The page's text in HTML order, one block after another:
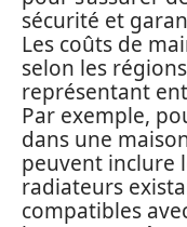
sécurité et
Les coûts de
selon les
représentant
Par exemple,
dans une
peuvent inclure
radiateurs
compatibles